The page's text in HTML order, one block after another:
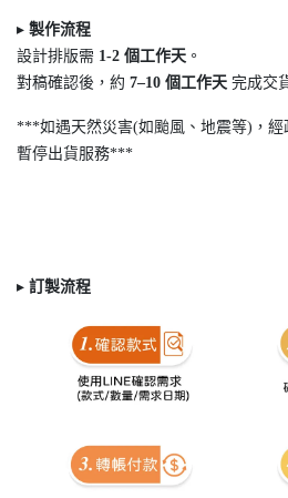
▸ 製作流程
設計排版需 1-2 個工作天 。
對稿確認後，約 7–10 個工作天 完成交
***如遇天然災害(如颱風、地震等)，經
暫停出貨服務***
▸ 訂製流程